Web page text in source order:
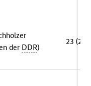
der DDR)
23 (23)